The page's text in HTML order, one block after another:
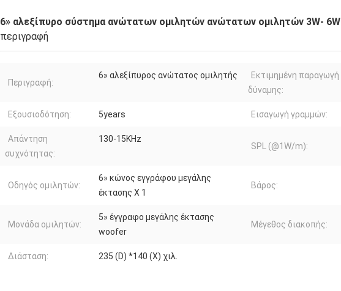
6» αλεξίπυρο σύστημα ανώτατων ομιλητών ανώτατων ομιλητών 3W- 6W
περιγραφή
Περιγραφή:
6» αλεξίπυρος ανώτατος ομιλητής
Εκτιμημένη παραγωγή
δύναμης:
Εξουσιοδότηση: 5years Εισαγωγή γραμμών:
Απάντηση
συχνότητας:
130-15KHz
SPL (@1W/m):
Οδηγός ομιλητών:
6» κώνος εγγράφου μεγάλης
έκτασης Χ 1
Βάρος:
Μονάδα ομιλητών:
5» έγγραφο μεγάλης έκτασης
woofer
Μέγεθος διακοπής:
Διάσταση: 235 (D) *140 (Χ) χιλ.